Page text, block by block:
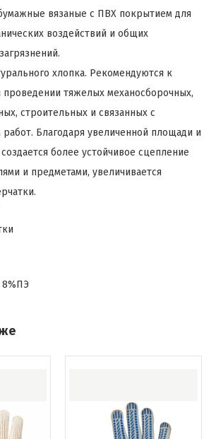
вязаные с ПВХ покрытием для
воздействий и общих
хлопка. Рекомендуются к
тяжелых механосборочных,
строительных и связанных с
Благодаря увеличенной площади и
более устойчивое сцепление
и предметами, увеличивается
8%ПЭ